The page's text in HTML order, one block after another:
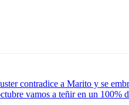
contradice a Marito y se
vamos a teñir en un 100%